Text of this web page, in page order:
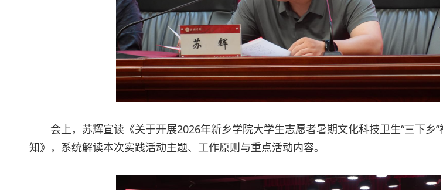
会上，苏辉宣读《关于开展2026年新乡学院大学生志愿者暑期文化科技卫生“三下乡
知》，系统解读本次实践活动主题、工作原则与重点活动内容。